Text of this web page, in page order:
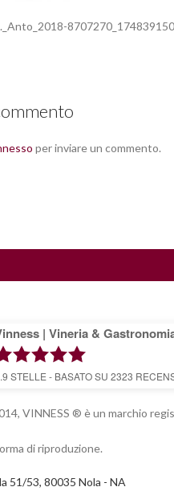
per inviare un commento.
| Vineria &
STELLE - BASATO SU 2323
VINNESS ® è un marchio
di riproduzione.
51/53, 80035 Nola - NA